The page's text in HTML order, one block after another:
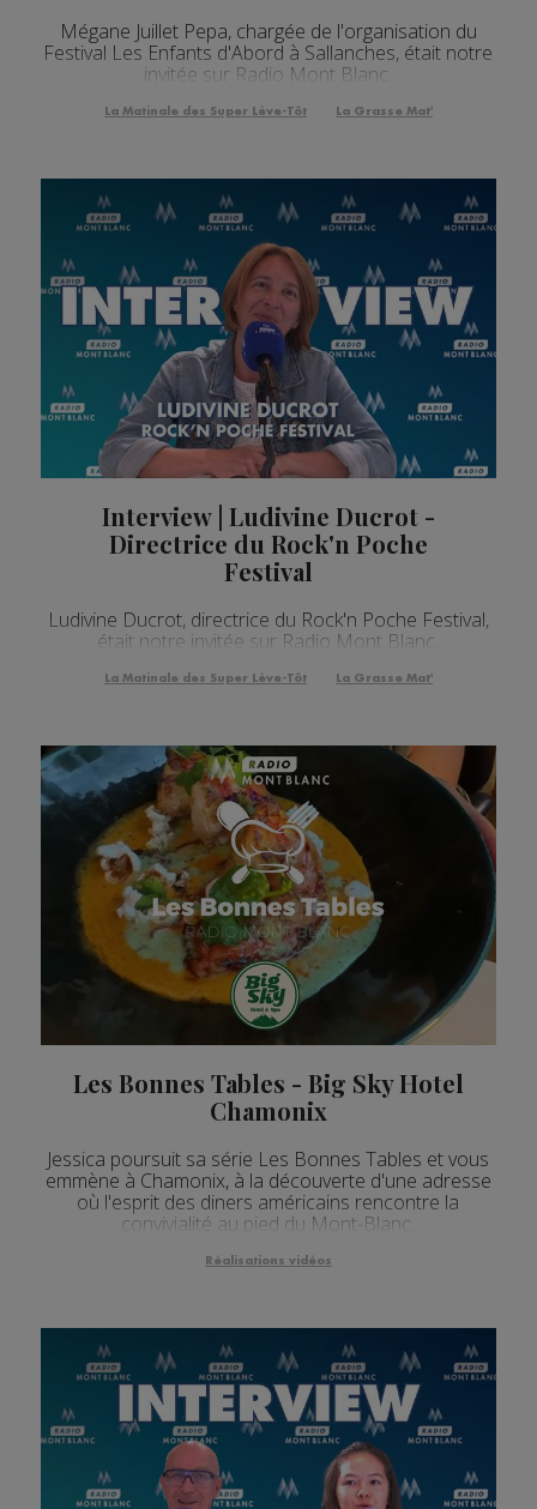
Mégane Juillet Pepa, chargée de l'organisation du
Festival Les Enfants d'Abord à Sallanches, était notre
invitée sur Radio Mont Blanc.
La Matinale des Super Lève-Tôt La Grasse Mat'
Interview | Ludivine Ducrot -
Directrice du Rock'n Poche
Festival
Ludivine Ducrot, directrice du Rock'n Poche Festival,
était notre invitée sur Radio Mont Blanc.
La Matinale des Super Lève-Tôt La Grasse Mat'
Les Bonnes Tables - Big Sky Hotel
Chamonix
Jessica poursuit sa série Les Bonnes Tables et vous
emmène à Chamonix, à la découverte d'une adresse
où l'esprit des diners américains rencontre la
convivialité au pied du Mont-Blanc.
Réalisations vidéos